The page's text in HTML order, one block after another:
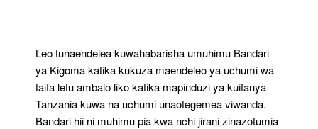
Leo tunaendelea kuwahabarisha umuhimu Bandari
ya Kigoma katika kukuza maendeleo ya uchumi wa
taifa letu ambalo liko katika mapinduzi ya kuifanya
Tanzania kuwa na uchumi unaotegemea viwanda.
Bandari hii ni muhimu pia kwa nchi jirani zinazotumia